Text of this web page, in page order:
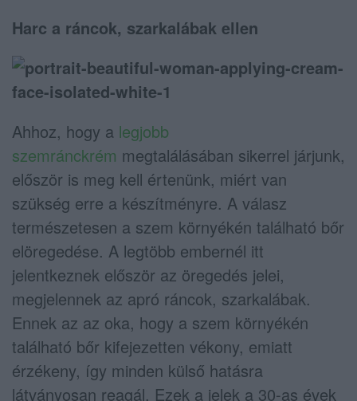
Harc a ráncok, szarkalábak ellen
Ahhoz, hogy a legjobb
szemránckrém megtalálásában sikerrel járjunk,
először is meg kell értenünk, miért van
szükség erre a készítményre. A válasz
természetesen a szem környékén található bőr
elöregedése. A legtöbb embernél itt
jelentkeznek először az öregedés jelei,
megjelennek az apró ráncok, szarkalábak.
Ennek az az oka, hogy a szem környékén
található bőr kifejezetten vékony, emiatt
érzékeny, így minden külső hatásra
látványosan reagál. Ezek a jelek a 30-as évek